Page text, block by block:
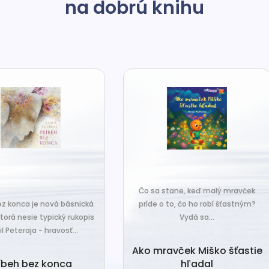
na dobrú knihu
o to, čo ho robí šťastným?
Vydá sa...
hľadal
Čo sa stane, keď sa do tichej
zákutiny škriatkov prisťahuje
Babka Tvorilka